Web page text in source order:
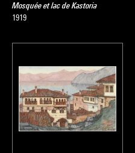
Mosquée et lac de Kastoria
1919